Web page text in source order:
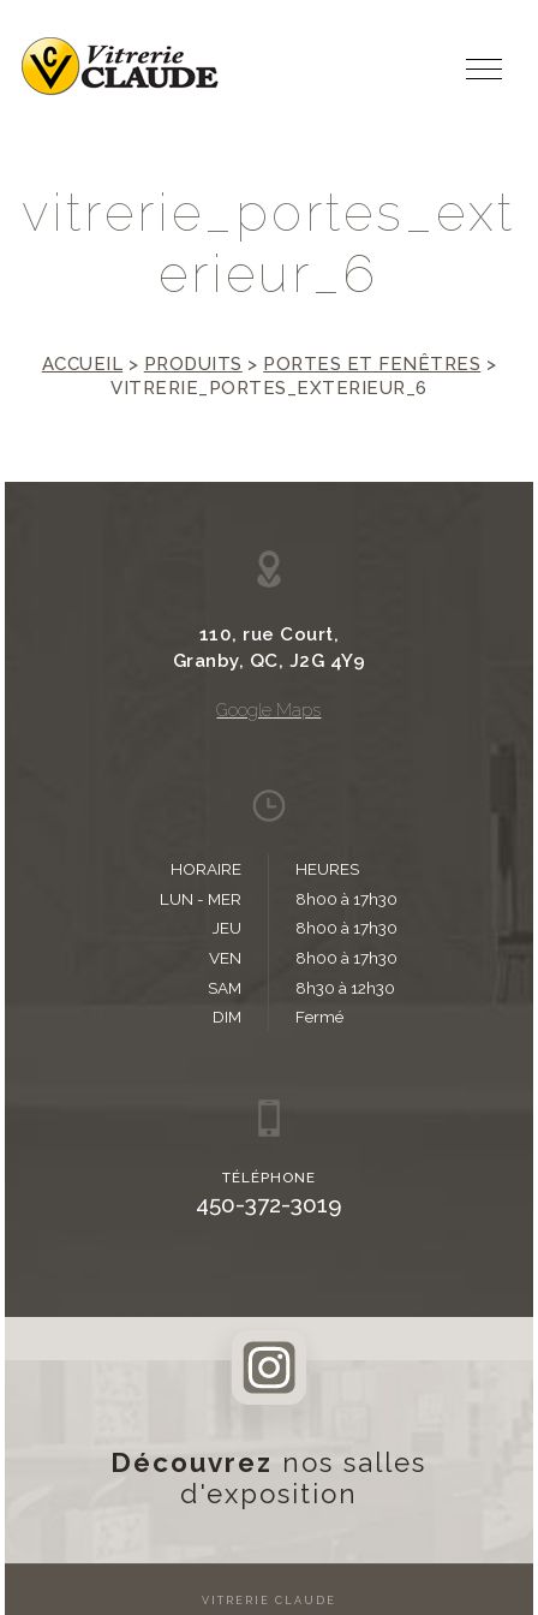
vitrerie portes ext
erieur 6
ACCUEIL > PRODUITS > PORTES ET FENÊTRES >
VITRERIE_PORTES_EXTERIEUR_6
110, rue Court,
Granby, QC, J2G 4Y9
Google Maps
HORAIRE
HEURES
LUN - MER
8h00 à 17h30
JEU
8h00 à 17h30
VEN
8h00 à 17h30
SAM
8h30 à 12h30
DIM
Fermé
TÉLÉPHONE
450-372-3019
Découvrez nos salles
d'exposition
VITRERIE CLAUDE